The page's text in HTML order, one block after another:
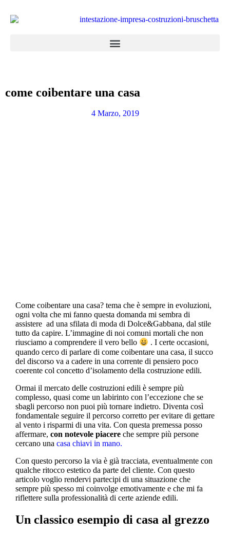
come coibentare una casa
4 Marzo, 2019
Come coibentare una casa? tema che è sempre in evoluzioni,
ogni volta che mi fanno questa domanda mi sembra di
assistere ad una sfilata di moda di Dolce&Gabbana, dal stile
tutto da capire. L’immagine di noi comuni mortali che non
riusciamo a comprendere il vero bello
. I certe occasioni,
quando cerco di parlare di come coibentare una casa, il succo
del discorso va a cadere in una corrente di pensiero poco
coerente col concetto d’isolamento della costruzione edili.
Ormai il mercato delle costruzioni edili è sempre più
complesso, quasi come un labirinto con l’eccezione che se
sbagli percorso non puoi più tornare indietro. Diventa così
fondamentale seguire il percorso corretto per evitare di gettare
al vento i risparmi di una vita. Con questa premessa posso
affermare, con notevole piacere che sempre più persone
cercano una casa chiavi in mano.
Con questo percorso la via è già tracciata, eventualmente con
qualche ritocco estetico da parte del cliente. Con questo
articolo voglio rendervi partecipi di una situazione che
sempre più spesso mi coinvolge emotivamente e che mi fa
riflettere sulla professionalità di certe aziende edili.
Un classico esempio di casa al grezzo